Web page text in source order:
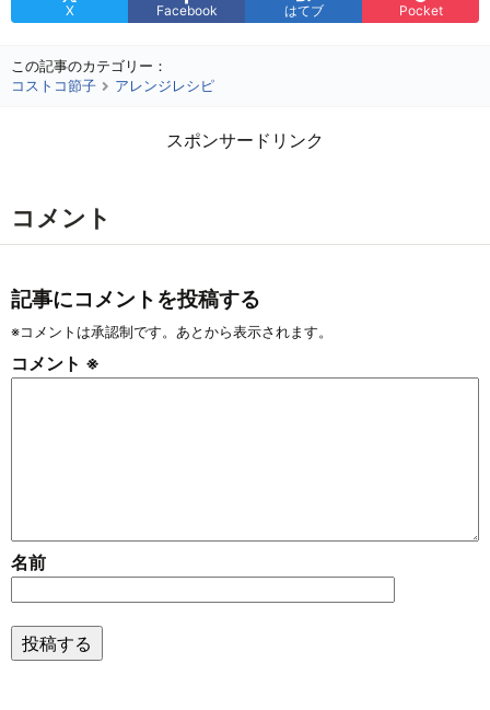
X Facebook はてブ Pocket
この記事のカテゴリー：
コストコ節子
アレンジレシピ
スポンサードリンク
コメント
記事にコメントを投稿する
※コメントは承認制です。あとから表示されます。
コメント ※
名前